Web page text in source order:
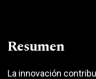
Resumen
La innovación